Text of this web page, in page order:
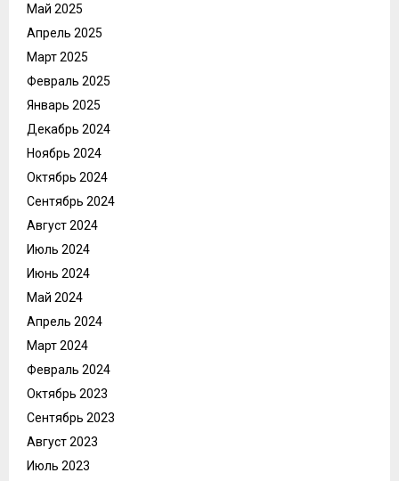
Май 2025
Апрель 2025
Март 2025
Февраль 2025
Январь 2025
Декабрь 2024
Ноябрь 2024
Октябрь 2024
Сентябрь 2024
Август 2024
Июль 2024
Июнь 2024
Май 2024
Апрель 2024
Март 2024
Февраль 2024
Октябрь 2023
Сентябрь 2023
Август 2023
Июль 2023